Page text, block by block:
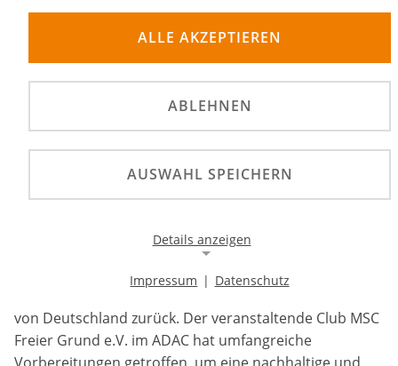
©
Der TrialGP von Deutschland 2024 in Neunkirchen
setzt auf Nachhaltigkeit, indem ein ehemaliger
Schrottplatz saniert und umweltfreundliche
Vom 05. bis 07. Juli 2024 kehrt die Hertz FIM Trial
von Deutschland zurück. Der veranstaltende Club MSC
Freier Grund e.V. im ADAC hat umfangreiche
ALLE AKZEPTIEREN
ABLEHNEN
AUSWAHL SPEICHERN
Details anzeigen
Notwendige Cookies ermöglichen die Kernfunktionalität
einer Website. Sie helfen dabei, die Website nutzbar zu
machen, indem sie grundlegende Funktionen
Impressum | Datenschutz